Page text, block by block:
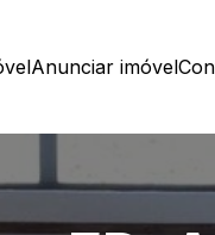
Anunciar imóvel